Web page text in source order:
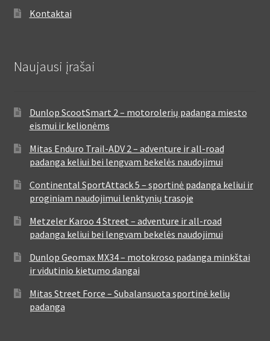
Kontaktai
Naujausi įrašai
Dunlop ScootSmart 2 – motorolerių padanga miesto
eismui ir kelionėms
Mitas Enduro Trail-ADV 2 – adventure ir all-road
padanga keliui bei lengvam bekelės naudojimui
Continental SportAttack 5 – sportinė padanga keliui ir
proginiam naudojimui lenktynių trasoje
Metzeler Karoo 4 Street – adventure ir all-road
padanga keliui bei lengvam bekelės naudojimui
Dunlop Geomax MX34 – motokroso padanga minkštai
ir vidutinio kietumo dangai
Mitas Street Force – Subalansuota sportinė kelių
padanga